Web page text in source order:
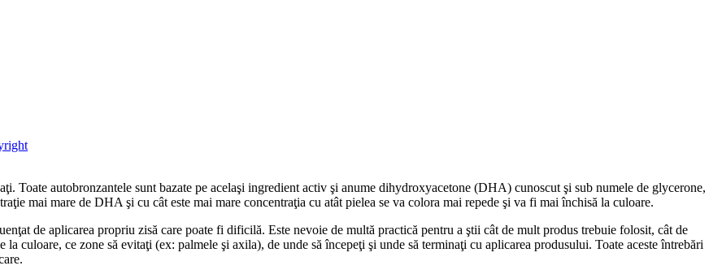
Toate autobronzantele sunt bazate pe acelaşi ingredient activ şi anume dihydroxyacetone (DHA) cunoscut şi sub numele de glycerone,
mai mare de DHA şi cu cât este mai mare concentraţia cu atât pielea se va colora mai repede şi va fi mai închisă la culoare.
de aplicarea propriu zisă care poate fi dificilă. Este nevoie de multă practică pentru a ştii cât de mult produs trebuie folosit, cât de
culoare, ce zone să evitaţi (ex: palmele şi axila), de unde să începeţi şi unde să terminaţi cu aplicarea produsului. Toate aceste întrebări